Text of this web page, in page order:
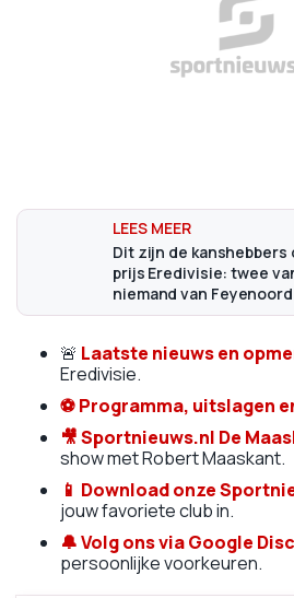
Dit zijn de kanshebbers
prijs Eredivisie: twee
niemand van Feyenoord
🚨 Laatste nieuws en
Eredivisie.
⚽Programma, uitslagen
🎥Sportnieuws.nl De
show met Robert Maaskant.
📱 Download onze
jouw favoriete club in.
🔔Volg ons via Google
persoonlijke voorkeuren.